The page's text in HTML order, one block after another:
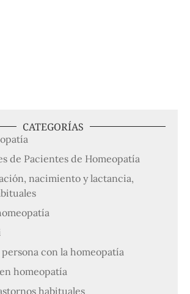
CATEGORÍAS
de Pacientes de Homeopatía
nacimiento y lactancia,
con la homeopatía
homeopatía
habituales